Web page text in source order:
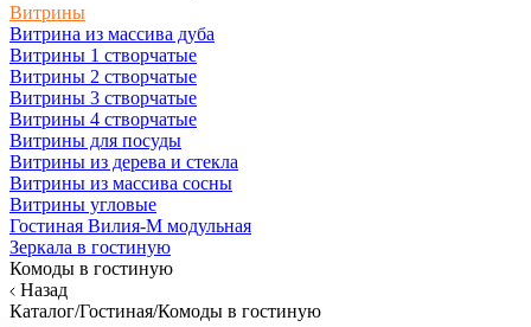
Витрины
Витрина из массива дуба
Витрины 1 створчатые
Витрины 2 створчатые
Витрины 3 створчатые
Витрины 4 створчатые
Витрины для посуды
Витрины из дерева и стекла
Витрины из массива сосны
Витрины угловые
Гостиная Вилия-М модульная
Зеркала в гостиную
Комоды в гостиную
Назад
Каталог/Гостиная/Комоды в гостиную